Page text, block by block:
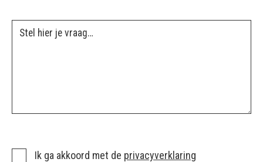
Ik ga akkoord met de privacyverklaring